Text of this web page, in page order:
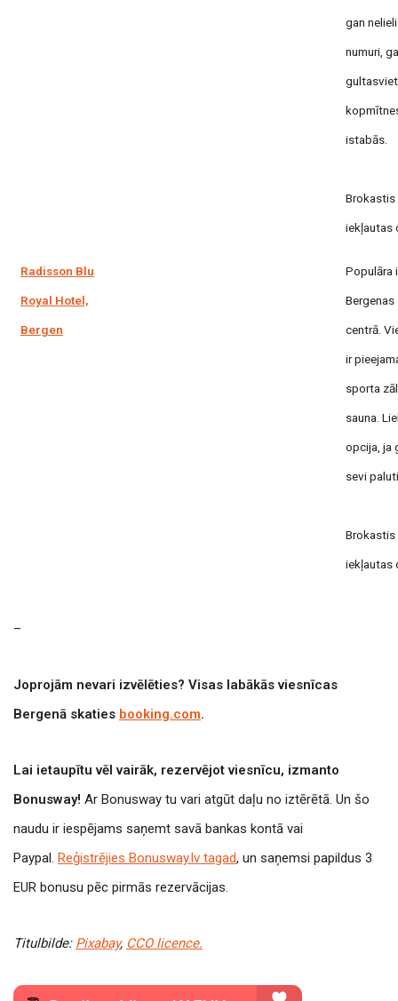
gan nelieli
numuri,
istabās.
Brokastis
iekļautas
Radisson Blu
Royal Hotel,
Bergen
Populāra
Bergenas
centrā.
ir
sporta
sauna.
opcija, ja
sevi
Brokastis
iekļautas
–
Joprojām nevari izvēlēties? Visas labākās viesnīcas
Bergenā skaties booking.com.
Lai ietaupītu vēl vairāk, rezervējot viesnīcu, izmanto
Bonusway! Ar Bonusway tu vari atgūt daļu no iztērētā. Un šo
naudu ir iespējams saņemt savā bankas kontā vai
Paypal. Reģistrējies Bonusway.lv tagad, un saņemsi papildus 3
EUR bonusu pēc pirmās rezervācijas.
Titulbilde: Pixabay, CCO licence.